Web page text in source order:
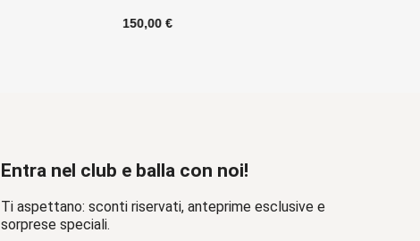
150,00 €
Entra nel club e balla con noi!
Ti aspettano: sconti riservati, anteprime esclusive e
sorprese speciali.